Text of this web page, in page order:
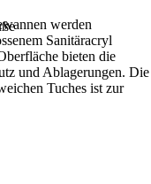
werden
Sanitäracryl
bieten die
und Ablagerungen. Die
Tuches ist zur